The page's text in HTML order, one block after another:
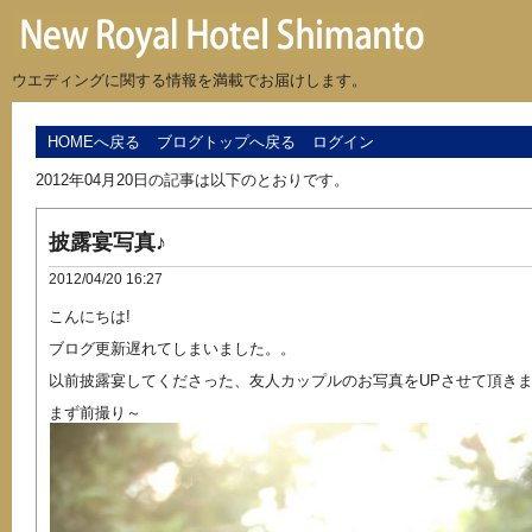
ウエディングに関する情報を満載でお届けします。
HOMEへ戻る ブログトップへ戻る ログイン
2012年04月20日の記事は以下のとおりです。
披露宴写真♪
2012/04/20 16:27
こんにちは!
ブログ更新遅れてしまいました。。
以前披露宴してくださった、友人カップルのお写真をUPさせて頂き
まず前撮り～